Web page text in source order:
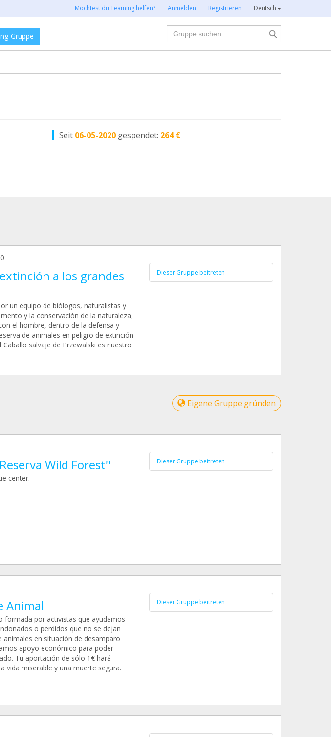
Möchtest du Teaming helfen? Anmelden Registrieren Deutsch
Gruppe
Suche
Seit 06-05-2020 gespendet: 264 €
a los grandes
un equipo de biólogos, naturalistas y
y la conservación de la naturaleza,
el hombre, dentro de la defensa y
de animales en peligro de extinción
salvaje de Przewalski es nuestro
Dieser Gruppe beitreten
Eigene Gruppe gründen
Wild Forest"
center.
Dieser Gruppe beitreten
Animal
formada por activistas que ayudamos
o perdidos que no se dejan
en situación de desamparo
apoyo económico para poder
Tu aportación de sólo 1€ hará
vida miserable y una muerte segura.
Dieser Gruppe beitreten